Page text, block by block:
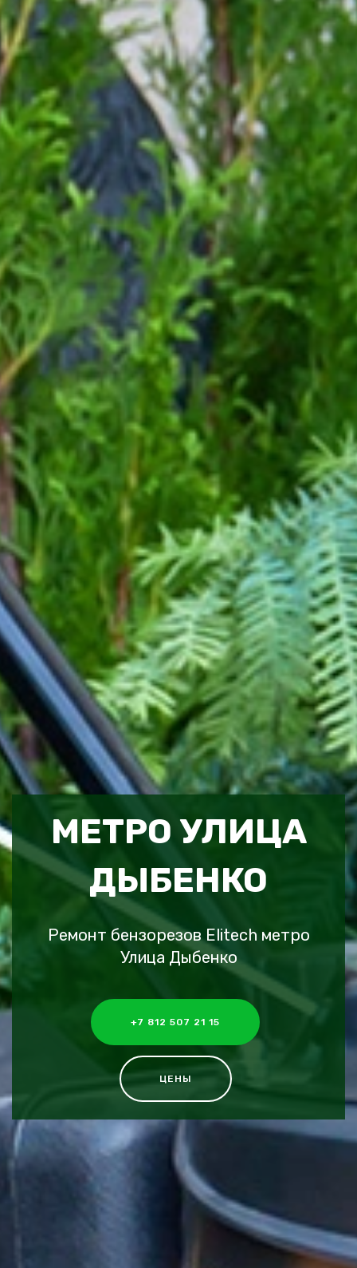
МЕТРО УЛИЦА
ДЫБЕНКО
Ремонт бензорезов Elitech метро
Улица Дыбенко
+7 812 507 21 15
ЦЕНЫ